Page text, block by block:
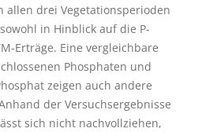
allen drei Vegetationsperioden
in Hinblick auf die P-
Erträge. Eine vergleichbare
Phosphaten und
zeigen auch andere
der Versuchsergebnisse
sich nicht nachvollziehen,